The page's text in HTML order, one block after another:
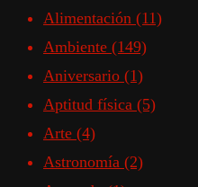
Alimentación (11)
Ambiente (149)
Aniversario (1)
Aptitud física (5)
Arte (4)
Astronomía (2)